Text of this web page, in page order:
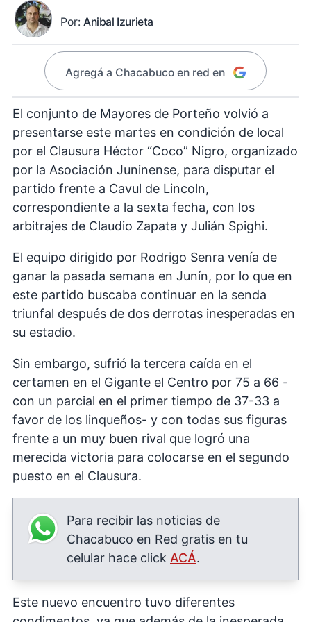
Por: Anibal Izurieta
Agregá a Chacabuco en red en
El conjunto de Mayores de Porteño volvió a
presentarse este martes en condición de local
por el Clausura Héctor “Coco” Nigro, organizado
por la Asociación Juninense, para disputar el
partido frente a Cavul de Lincoln,
correspondiente a la sexta fecha, con los
arbitrajes de Claudio Zapata y Julián Spighi.
El equipo dirigido por Rodrigo Senra venía de
ganar la pasada semana en Junín, por lo que en
este partido buscaba continuar en la senda
triunfal después de dos derrotas inesperadas en
su estadio.
Sin embargo, sufrió la tercera caída en el
certamen en el Gigante el Centro por 75 a 66 -
con un parcial en el primer tiempo de 37-33 a
favor de los linqueños- y con todas sus figuras
frente a un muy buen rival que logró una
merecida victoria para colocarse en el segundo
puesto en el Clausura.
Para recibir las noticias de
Chacabuco en Red gratis en tu
celular hace click ACÁ.
Este nuevo encuentro tuvo diferentes